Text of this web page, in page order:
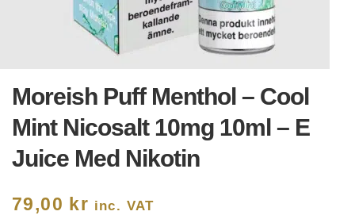
Moreish Puff Menthol – Cool
Mint Nicosalt 10mg 10ml – E
Juice Med Nikotin
79,00 kr inc. VAT